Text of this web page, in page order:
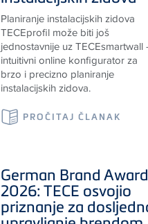
Planiranje instalacijskih zidova
TECEprofil može biti još
jednostavnije uz TECEsmartwall –
intuitivni online konfigurator za
brzo i precizno planiranje
instalacijskih zidova.
German Brand Award
2026:TECEosvojio
priznanje za dosljedno
upravljanje brendom